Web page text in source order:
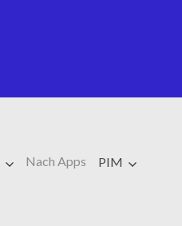
Nach Apps PIM